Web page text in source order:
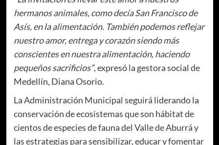
hermanos animales, como decía San Francisco de
Asís, en la alimentación. También podemos reflejar
nuestro amor, entrega y corazón siendo más
conscientes en nuestra alimentación, haciendo
pequeños sacrificios”, expresó la gestora social de
Medellín, Diana Osorio.
La Administración Municipal seguirá liderando la
conservación de ecosistemas que son hábitat de
cientos de especies de fauna del Valle de Aburrá y
las estrategias para sensibilizar, educar y fomentar